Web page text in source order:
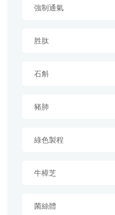
強制通氣
胜肽
石斛
豬肺
綠色製程
牛樟芝
菌絲體